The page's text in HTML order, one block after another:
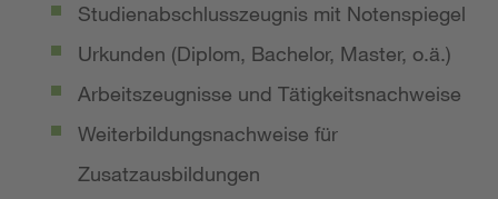
Studienabschlusszeugnis mit Notenspiegel
Urkunden (Diplom, Bachelor, Master, o.ä.)
Arbeitszeugnisse und Tätigkeitsnachweise
Weiterbildungsnachweise für
Zusatzausbildungen